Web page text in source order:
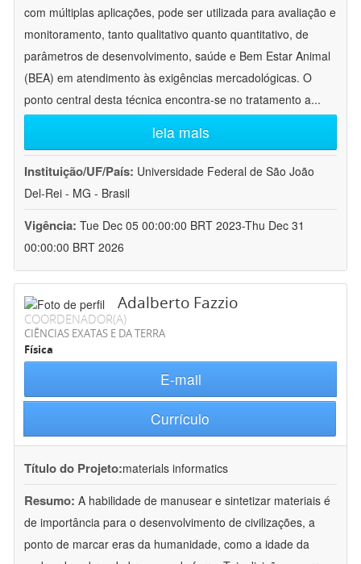
com múltiplas aplicações, pode ser utilizada para avaliação e
monitoramento, tanto qualitativo quanto quantitativo, de
parâmetros de desenvolvimento, saúde e Bem Estar Animal
(BEA) em atendimento às exigências mercadológicas. O
ponto central desta técnica encontra-se no tratamento a...
leia mais
Instituição/UF/País: Universidade Federal de São João
Del-Rei - MG - Brasil
Vigência: Tue Dec 05 00:00:00 BRT 2023-Thu Dec 31
00:00:00 BRT 2026
Adalberto Fazzio
COORDENADOR(A)
CIÊNCIAS EXATAS E DA TERRA
Física
E-mail
Currículo
Título do Projeto:materials informatics
Resumo: A habilidade de manusear e sintetizar materiais é
de importância para o desenvolvimento de civilizações, a
ponto de marcar eras da humanidade, como a idade da